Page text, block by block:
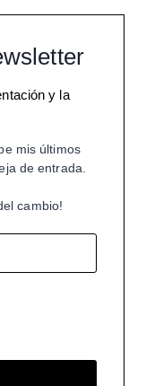
y la
mis últimos
de entrada.
cambio!